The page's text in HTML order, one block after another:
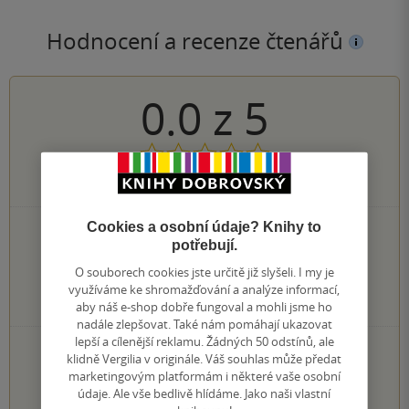
Hodnocení a recenze čtenářů
0.0 z 5
0hodnocení čtenářů
0×
5 hvězdiček
0×
4 hvězdičky
0×
3 hvězdičky
0×
2 hvězdičky
0×
1 hvezdička
PŘIDEJTE SVÉ HODNOCENÍ KNIHY
Hodnocení našich knihkupců: 0.0 z 5
Cookies a osobní údaje? Knihy to
potřebují.
O souborech cookies jste určitě již slyšeli. I my je
využíváme ke shromažďování a analýze informací,
aby náš e-shop dobře fungoval a mohli jsme ho
nadále zlepšovat. Také nám pomáhají ukazovat
lepší a cílenější reklamu. Žádných 50 odstínů, ale
klidně Vergilia v originále. Váš souhlas může předat
marketingovým platformám i některé vaše osobní
údaje. Ale vše bedlivě hlídáme. Jako naši vlastní